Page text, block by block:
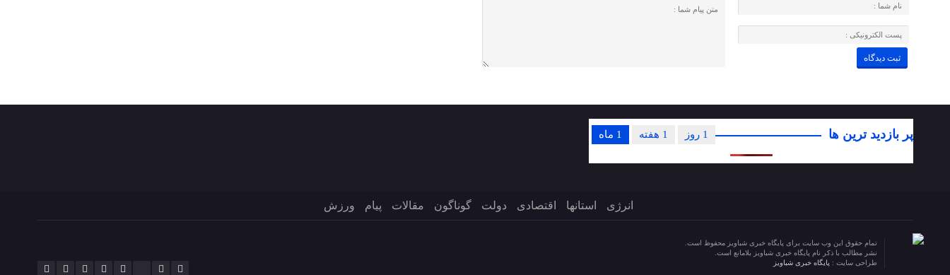
پر بازدید ترین ها 1 ماه 1 هفته 1 روز
انرژی استانها اقتصادی دولت گوناگون مقالات پیام ورزش
تمام حقوق این وب سایت برای پایگاه خبری شباویز محفوظ است.
نشر مطالب با ذکر نام پایگاه خبری شباویز بلامانع است.
طراحی سایت : پایگاه خبری شباویز